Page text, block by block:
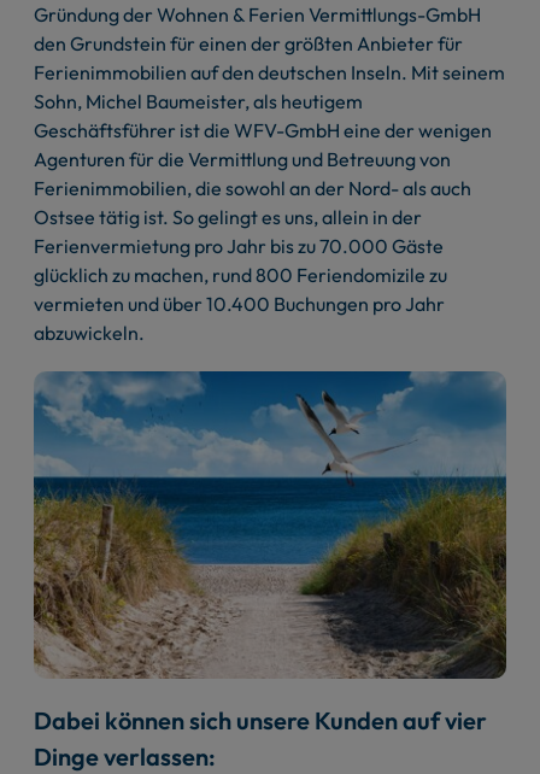
Gründung der Wohnen & Ferien Vermittlungs-GmbH
den Grundstein für einen der größten Anbieter für
Ferienimmobilien auf den deutschen Inseln. Mit seinem
Sohn, Michel Baumeister, als heutigem
Geschäftsführer ist die WFV-GmbH eine der wenigen
Agenturen für die Vermittlung und Betreuung von
Ferienimmobilien, die sowohl an der Nord- als auch
Ostsee tätig ist. So gelingt es uns, allein in der
Ferienvermietung pro Jahr bis zu 70.000 Gäste
glücklich zu machen, rund 800 Feriendomizile zu
vermieten und über 10.400 Buchungen pro Jahr
abzuwickeln.
Dabei können sich unsere Kunden auf vier
Dinge verlassen: